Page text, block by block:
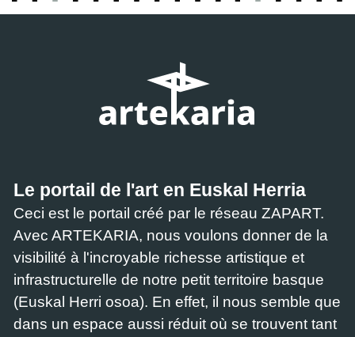
Le portail de l'art en Euskal Herria
Ceci est le portail créé par le réseau ZAPART.
Avec ARTEKARIA, nous voulons donner de la
visibilité à l'incroyable richesse artistique et
infrastructurelle de notre petit territoire basque
(Euskal Herri osoa). En effet, il nous semble que
dans un espace aussi réduit où se trouvent tant